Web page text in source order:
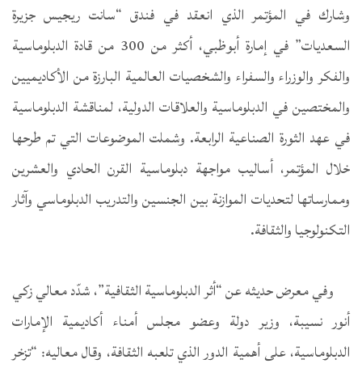
وشارك في المؤتمر الذي انعقد في فندق “سانت ريجيس جزيرة
السعديات” في إمارة أبوظبي، أكثر من 300 من قادة الدبلوماسية
والفكر والوزراء والسفراء والشخصيات العالمية البارزة من الأكاديميين
والمختصين في الدبلوماسية والعلاقات الدولية، لمناقشة الدبلوماسية
في عهد الثورة الصناعية الرابعة. وشملت الموضوعات التي تم طرحها
خلال المؤتمر، أساليب مواجهة دبلوماسية القرن الحادي والعشرين
وممارساتها لتحديات الموازنة بين الجنسين والتدريب الدبلوماسي وآثار
التكنولوجيا والثقافة.
وفي معرض حديثه عن “أثر الدبلوماسية الثقافية”، شدّد معالي زكي
أنور نسيبة، وزير دولة وعضو مجلس أمناء أكاديمية الإمارات
الدبلوماسية، على أهمية الدور الذي تلعبه الثقافة، وقال معاليه: “تزخر